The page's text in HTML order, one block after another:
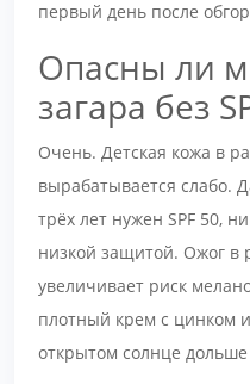
первый день после
Опасны ли
загара без
Очень. Детская кожа в
вырабатывается слабо.
трёх лет нужен SPF 50,
низкой защитой. Ожог в
увеличивает риск
плотный крем с цинком
открытом солнце дольше